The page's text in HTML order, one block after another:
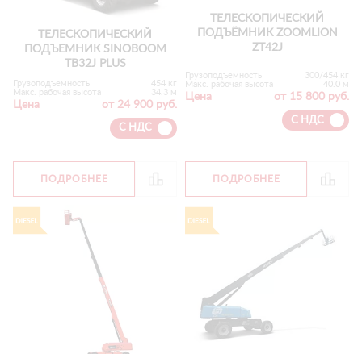
ТЕЛЕСКОПИЧЕСКИЙ
ПОДЪЕМНИК SINOBOOM
TB32J PLUS
Грузоподъемность
454 кг
Макс. рабочая высота
34.3 м
Цена от 24 900 руб.
С НДС
ПОДРОБНЕЕ
ТЕЛЕСКОПИЧЕСКИЙ
ПОДЪЁМНИК ZOOMLION
ZT42J
Грузоподъемность
300/454 кг
Макс. рабочая высота
40.0 м
Цена от 15 800 руб.
С НДС
ПОДРОБНЕЕ